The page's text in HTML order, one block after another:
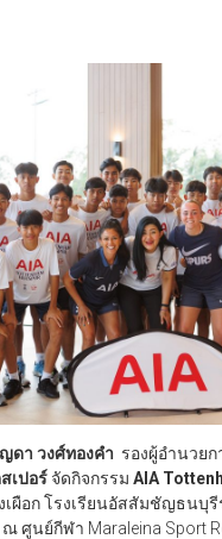
ดา วงศ์ทองคำ รองผู้อำนวย
เปอร์ จัดกิจกรรม AIA
ผือก โรงเรียนอัสสัมชัญธนบุ
ศูนย์กีฬา Maraleina Sport